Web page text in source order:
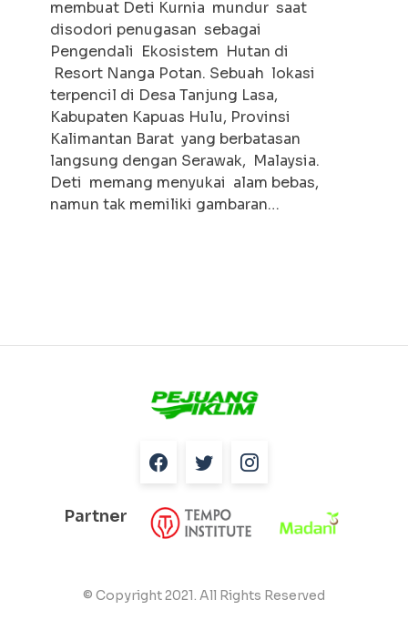
membuat Deti Kurnia mundur saat
disodori penugasan sebagai
Pengendali Ekosistem Hutan di
Resort Nanga Potan. Sebuah lokasi
terpencil di Desa Tanjung Lasa,
Kabupaten Kapuas Hulu, Provinsi
Kalimantan Barat yang berbatasan
langsung dengan Serawak, Malaysia.
Deti memang menyukai alam bebas,
namun tak memiliki gambaran…
Partner
© Copyright 2021. All Rights Reserved